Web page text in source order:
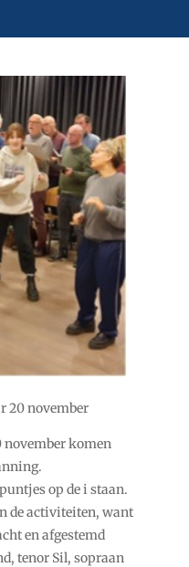
20 november
november komen
op de i staan.
de activiteiten, want
en afgestemd
tenor Sil, sopraan